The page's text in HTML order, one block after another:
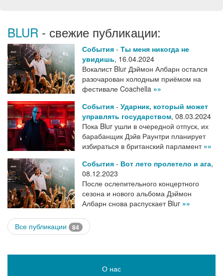
BLUR - свежие публикации:
События - Ты меня никогда не
увидишь, 16.04.2024
Вокалист Blur Дэймон Албарн остался
разочарован холодным приёмом на
фестивале Coachella »»
События - Ударник, который может
управлять государством, 08.03.2024
Пока Blur ушли в очередной отпуск, их
барабанщик Дэйв Раунтри планирует
избираться в британский парламент »»
События - Вот лето пролетело и ага,
08.12.2023
После ослепительного концертного
сезона и нового альбома Дэймон
Албарн снова распускает Blur »»
Все публикации 84
О нас